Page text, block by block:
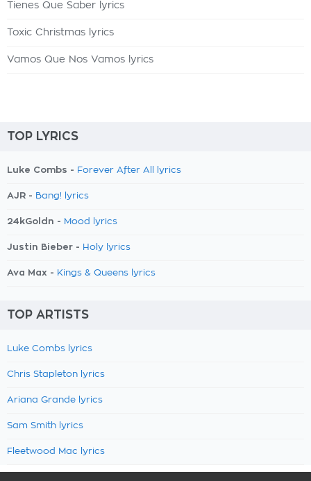
Tienes Que Saber lyrics
Toxic Christmas lyrics
Vamos Que Nos Vamos lyrics
TOP LYRICS
Luke Combs - Forever After All lyrics
AJR - Bang! lyrics
24kGoldn - Mood lyrics
Justin Bieber - Holy lyrics
Ava Max - Kings & Queens lyrics
TOP ARTISTS
Luke Combs lyrics
Chris Stapleton lyrics
Ariana Grande lyrics
Sam Smith lyrics
Fleetwood Mac lyrics